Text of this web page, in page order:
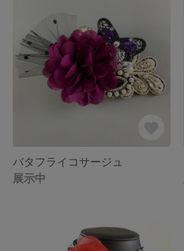
バタフライコサージュ
展示中